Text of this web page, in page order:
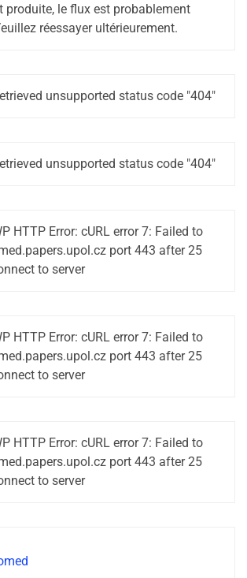
produite, le flux est probablement
réessayer ultérieurement.
unsupported status code "404"
unsupported status code "404"
HTTP Error: cURL error 7: Failed to
port 443 after 25
to server
HTTP Error: cURL error 7: Failed to
port 443 after 25
to server
HTTP Error: cURL error 7: Failed to
port 443 after 25
to server